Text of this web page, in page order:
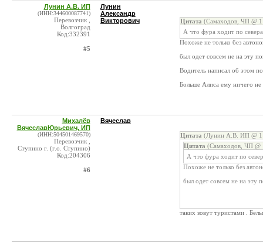
Лунин А.В. ИП
(ИНН:344600087741)
Перевозчик ,
Волгоград
Код:332391
#5
Лунин
Александр
Викторович
Цитата (Самаходов, ЧП @
А что фура ходит по
Похоже не только без
был одет совсем не на эту
Водитель написал об этом
Больше Алиса ему ничего не
Михалёв
ВячеславЮрьевич, ИП
(ИНН:504501469570)
Перевозчик ,
Ступино г. (г.о. Ступино)
Код:204306
#6
Вячеслав
Цитата (Лунин А.В. ИП @
Цитата (Самаходов, ЧП @
А что фура ходит по
Похоже не только без
был одет совсем не на эту
таких зовут туристами .